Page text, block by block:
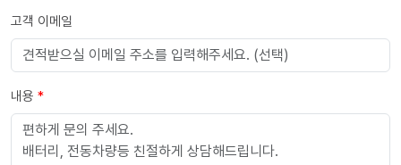
고객 이메일
내용 *